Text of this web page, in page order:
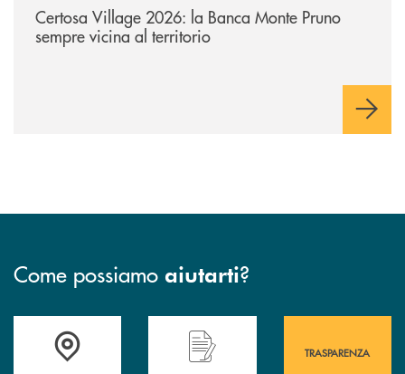
Certosa Village 2026: la Banca Monte Pruno
sempre vicina al territorio
Come possiamo aiutarti?
Accedi all' elenco completo&nbsp; delle&nbsp; filiali&nbsp; di Banca
Hai bisogno di assistenza immediata?
TRASPARENZA